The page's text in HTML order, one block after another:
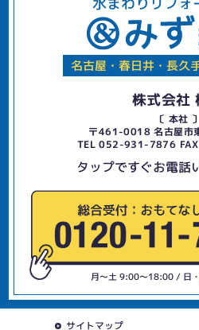
名古屋・春日井・長久
株式会社
〔 本社 〕
〒461-0018 名古屋市
TEL 052-931-7876
タップですぐお電話
月〜土 9:00〜18:00 / 日
サイトマップ